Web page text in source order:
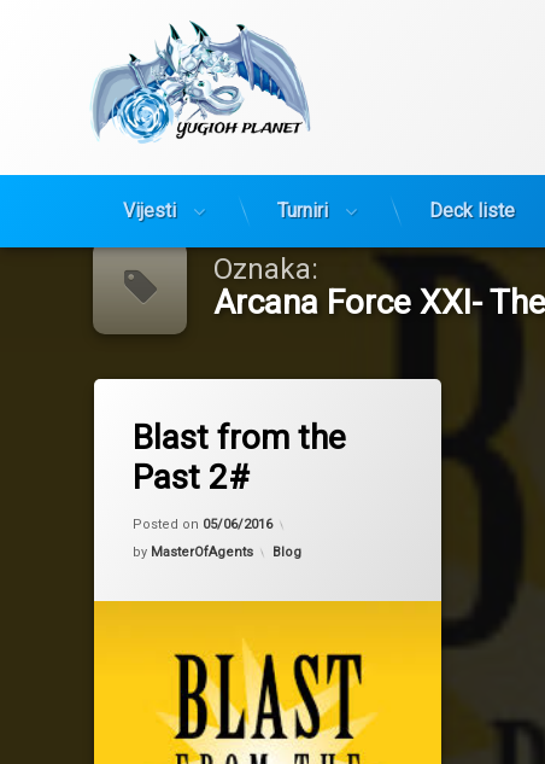
sadržaj
Vijesti Turniri Deck liste
Oznaka:
Arcana Force XXI-
Blast from the
Past 2#
Posted on 05/06/2016
by MasterOfAgents Kategorije:
Blog
Monarchs